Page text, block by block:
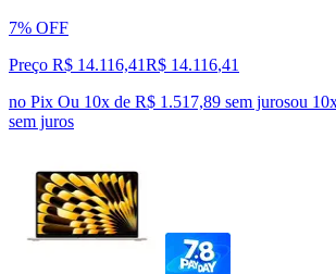
7% OFF
Preço R$ 14.116,41R$ 14.116,41
no Pix Ou 10x de R$ 1.517,89 sem jurosou 10
sem juros